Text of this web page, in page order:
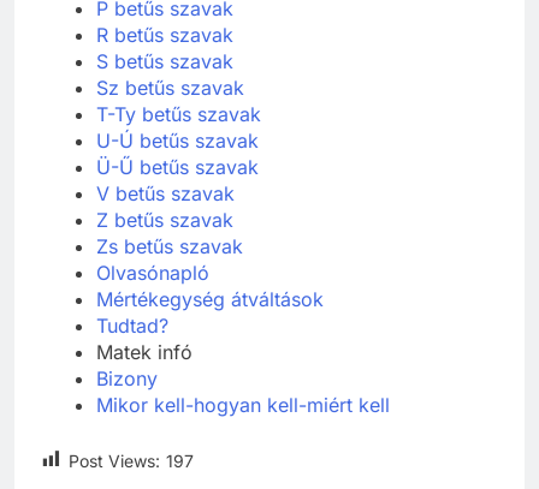
P betűs szavak
R betűs szavak
S betűs szavak
Sz betűs szavak
T-Ty betűs szavak
U-Ú betűs szavak
Ü-Ű betűs szavak
V betűs szavak
Z betűs szavak
Zs betűs szavak
Olvasónapló
Mértékegység átváltások
Tudtad?
Matek infó
Bizony
Mikor kell-hogyan kell-miért kell
Post Views: 197